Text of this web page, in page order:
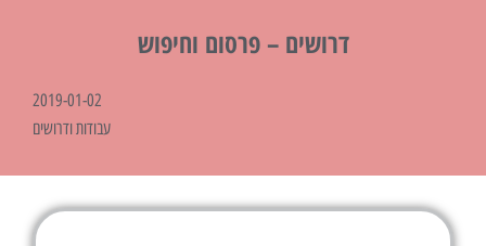
דרושים – פרסום וחיפוש
2019-01-02
עבודות ודרושים